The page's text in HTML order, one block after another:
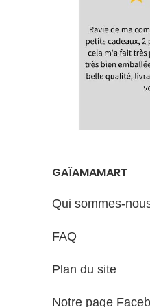
GAÏAMAMART
Qui sommes-
FAQ
Plan du site
Notre page